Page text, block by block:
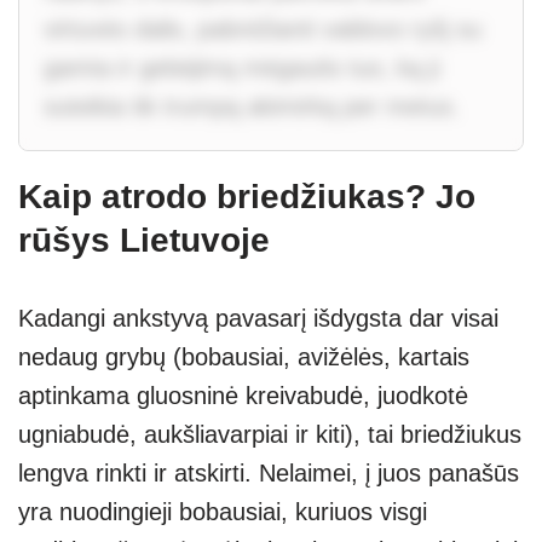
Kaip atrodo briedžiukas? Jo
rūšys Lietuvoje
Kadangi ankstyvą pavasarį išdygsta dar visai
nedaug grybų (bobausiai, avižėlės, kartais
aptinkama gluosninė kreivabudė, juodkotė
ugniabudė, aukšliavarpiai ir kiti), tai briedžiukus
lengva rinkti ir atskirti. Nelaimei, į juos panašūs
yra nuodingieji bobausiai, kuriuos visgi